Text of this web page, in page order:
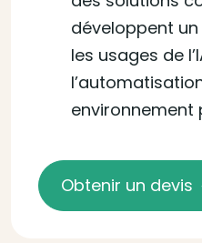
développent
les usages de
environnement
Obtenir un devis